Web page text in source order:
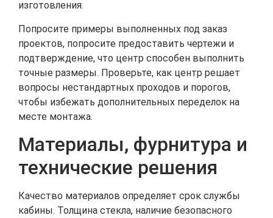
изготовления.
Попросите примеры выполненных под заказ
проектов, попросите предоставить чертежи и
подтверждение, что центр способен выполнить
точные размеры. Проверьте, как центр решает
вопросы нестандартных проходов и порогов,
чтобы избежать дополнительных переделок на
месте монтажа.
Материалы, фурнитура и
технические решения
Качество материалов определяет срок службы
кабины. Толщина стекла, наличие безопасного